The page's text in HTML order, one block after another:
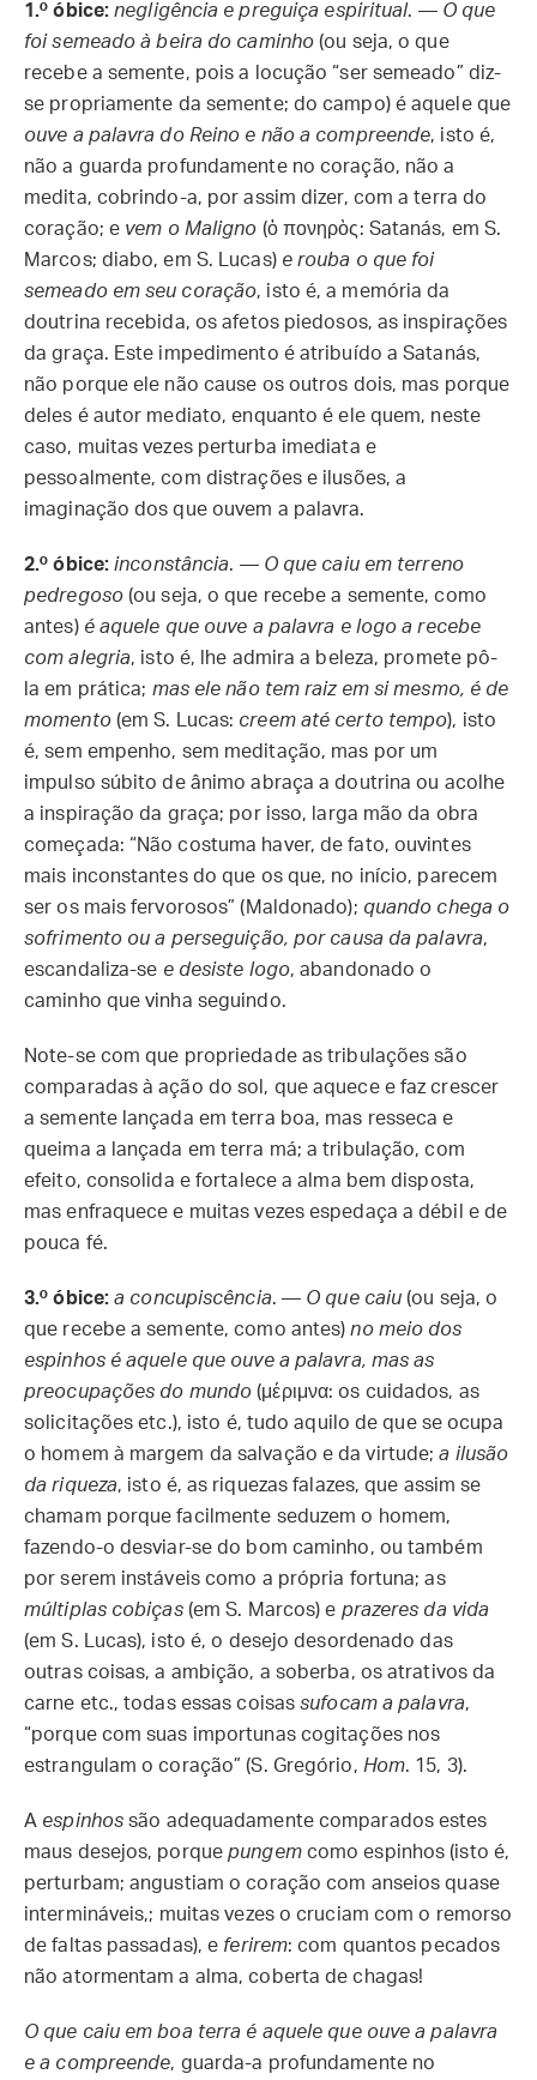
1.º óbice: negligência e preguiça espiritual. — O que
foi semeado à beira do caminho (ou seja, o que
recebe a semente, pois a locução “ser semeado” diz-
se propriamente da semente; do campo) é aquele que
ouve a palavra do Reino e não a compreende, isto é,
não a guarda profundamente no coração, não a
medita, cobrindo-a, por assim dizer, com a terra do
coração; e vem o Maligno (ὁ πονηρὸς: Satanás, em S.
Marcos; diabo, em S. Lucas) e rouba o que foi
semeado em seu coração, isto é, a memória da
doutrina recebida, os afetos piedosos, as inspirações
da graça. Este impedimento é atribuído a Satanás,
não porque ele não cause os outros dois, mas porque
deles é autor mediato, enquanto é ele quem, neste
caso, muitas vezes perturba imediata e
pessoalmente, com distrações e ilusões, a
imaginação dos que ouvem a palavra.
2.º óbice: inconstância. — O que caiu em terreno
pedregoso(ou seja, o que recebe a semente, como
antes) é aquele que ouve a palavra e logo a recebe
com alegria, isto é, lhe admira a beleza, promete pô-
la em prática; mas ele não tem raiz em si mesmo, é de
momento(em S. Lucas: creem até certo tempo), isto
é, sem empenho, sem meditação, mas por um
impulso súbito de ânimo abraça a doutrina ou acolhe
a inspiração da graça; por isso, larga mão da obra
começada: “Não costuma haver, de fato, ouvintes
mais inconstantes do que os que, no início, parecem
ser os mais fervorosos” (Maldonado); quando chega o
sofrimento ou a perseguição, por causa da palavra,
escandaliza-se e desiste logo, abandonado o
caminho que vinha seguindo.
Note-se com que propriedade as tribulações são
comparadas à ação do sol, que aquece e faz crescer
a semente lançada em terra boa, mas resseca e
queima a lançada em terra má; a tribulação, com
efeito, consolida e fortalece a alma bem disposta,
mas enfraquece e muitas vezes espedaça a débil e de
pouca fé.
3.º óbice: a concupiscência. — O que caiu (ou seja, o
que recebe a semente, como antes)no meio dos
espinhos é aquele que ouve a palavra, mas as
preocupações do mundo (μέριμνα: os cuidados, as
solicitações etc.), isto é, tudo aquilo de que se ocupa
o homem à margem da salvação e da virtude;a ilusão
da riqueza, isto é, as riquezas falazes, que assim se
chamam porque facilmente seduzem o homem,
fazendo-o desviar-se do bom caminho, ou também
por serem instáveis como a própria fortuna; as
múltiplas cobiças(em S. Marcos) e prazeres da vida
(em S. Lucas), isto é, o desejo desordenado das
outras coisas, a ambição, a soberba, os atrativos da
carne etc., todas essas coisassufocam a palavra,
“porque com suas importunas cogitações nos
estrangulam o coração” (S. Gregório, Hom. 15, 3).
A espinhos são adequadamente comparados estes
maus desejos, porquepungem como espinhos (isto é,
perturbam; angustiam o coração com anseios quase
intermináveis,; muitas vezes o cruciam com o remorso
de faltas passadas), e ferirem: com quantos pecados
não atormentam a alma, coberta de chagas!
O que caiu em boa terra é aquele que ouve a palavra
e a compreende, guarda-a profundamente no